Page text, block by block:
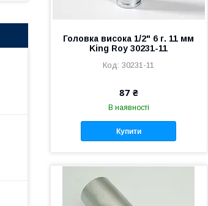
Головка висока 1/2" 6 г. 11 мм
King Roy 30231-11
30231-11
87 ₴
В наявності
Купити